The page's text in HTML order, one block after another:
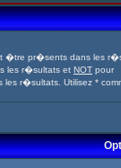
�tre pr�sents dans les
les r�sultats et NOT pour
r�sultats. Utilisez *